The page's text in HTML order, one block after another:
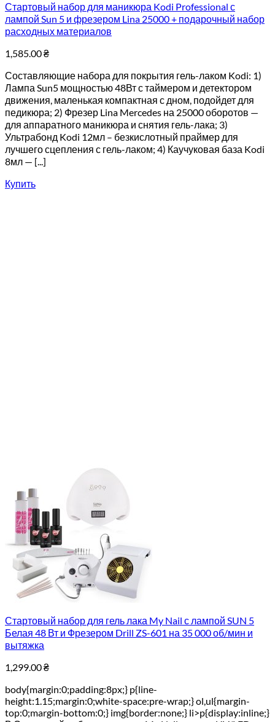
Стартовый набор для маникюра Kodi Professional с
лампой Sun 5 и фрезером Lina 25000 + подарочный набор
расходных материалов
1,585.00₴
Составляющие набора для покрытия гель-лаком Kodi: 1)
Лампа Sun5 мощностью 48Вт с таймером и детектором
движения, маленькая компактная с дном, подойдет для
педикюра; 2) Фрезер Lina Mercedes на 25000 оборотов —
для аппаратного маникюра и снятия гель-лака; 3)
Ультрабонд Kodi 12мл – безкислотный праймер для
лучшего сцепления с гель-лаком; 4) Каучуковая база Kodi
8мл — [...]
Купить
Стартовый набор для гель лака My Nail с лампой SUN 5
Белая 48 Вт и Фрезером Drill ZS-601 на 35 000 об/мин и
вытяжка
1,299.00₴
body{margin:0;padding:8px;} p{line-
height:1.15;margin:0;white-space:pre-wrap;} ol,ul{margin-
top:0;margin-bottom:0;} img{border:none;} li>p{display:inline;}